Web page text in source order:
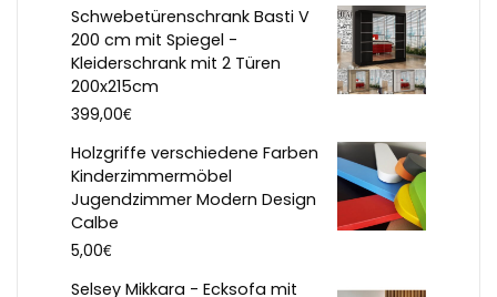
Schwebetürenschrank Basti V
200 cm mit Spiegel -
Kleiderschrank mit 2 Türen
200x215cm
399,00€
Holzgriffe verschiedene Farben
Kinderzimmermöbel
Jugendzimmer Modern Design
Calbe
5,00€
Selsey Mikkara - Ecksofa mit